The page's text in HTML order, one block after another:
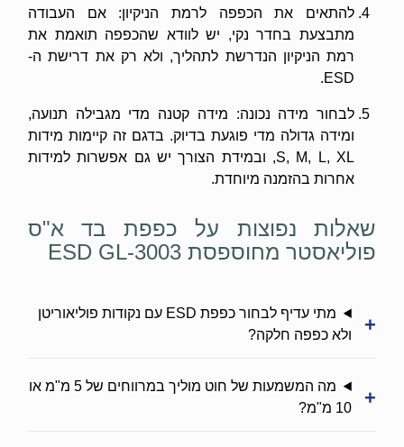
להתאים את הכפפה לרמת הניקיון: אם העבודה
מתבצעת בחדר נקי, יש לוודא שהכפפה תואמת את
רמת הניקיון הנדרשת לתהליך, ולא רק את דרישת ה-
ESD.
לבחור מידה נכונה: מידה קטנה מדי מגבילה תנועה,
ומידה גדולה מדי פוגעת בדיוק. בדגם זה קיימות מידות
S, M, L, XL, ובמידת הצורך יש גם אפשרות למידות
אחרות בהזמנה מיוחדת.
שאלות נפוצות על כפפת בד א"ס
פוליאסטר מחוספסת ESD GL-3003
+
מתי עדיף לבחור כפפת ESD עם נקודות פוליאוריטן
ולא כפפה חלקה?
+
מה המשמעות של חוט מוליך במרווחים של 5 מ"מ או
10 מ"מ?